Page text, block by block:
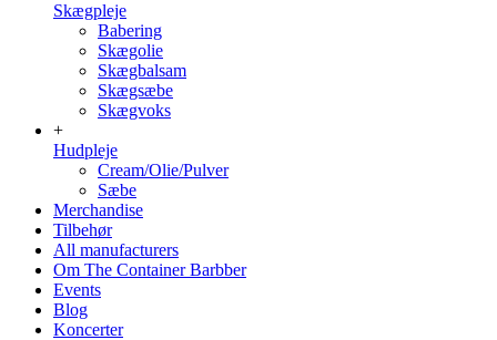
Skægpleje
Babering
Skægolie
Skægbalsam
Skægsæbe
Skægvoks
+
Hudpleje
Cream/Olie/Pulver
Sæbe
Merchandise
Tilbehør
All manufacturers
Om The Container Barbber
Events
Blog
Koncerter